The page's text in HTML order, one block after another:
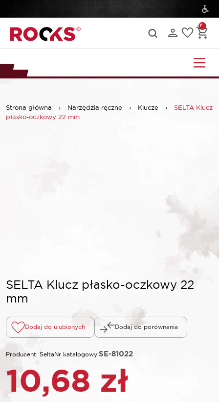
Strona główna › Narzędzia ręczne › Klucze ›
SELTA Klucz
płasko-oczkowy 22 mm
SELTA Klucz płasko-oczkowy 22
mm
Dodaj do ulubionych Dodaj do porównania
Producent: SeltaNr katalogowy:SE-81022
10,68 zł